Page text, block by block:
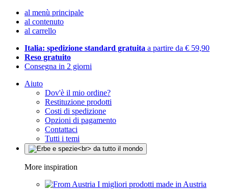
al menù principale
al contenuto
al carrello
Italia: spedizione standard gratuita a partire da € 59,90
Reso gratuito
Consegna in 2 giorni
Aiuto
Dov'è il mio ordine?
Restituzione prodotti
Costi di spedizione
Opzioni di pagamento
Contattaci
Tutti i temi
More inspiration
I migliori prodotti made in Austria